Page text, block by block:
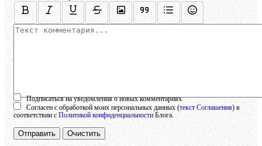
Подписаться на уведомления о новых комментариях
Согласен с обработкой моих персональных данных (текст Соглашения) в
соответствии с Политикой конфиденциальности Блога.
Отправить Очистить